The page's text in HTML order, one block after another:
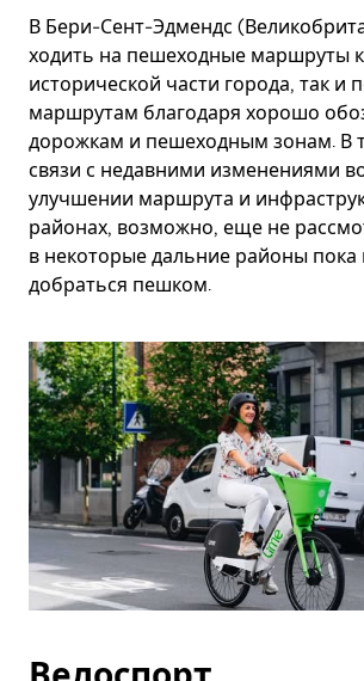
В Бери-Сент-Эдмендс
ходить на пешеходные маршруты
исторической части города, так и
маршрутам благодаря хорошо
дорожкам и пешеходным зонам. В
связи с недавними изменениями
улучшении маршрута и
районах, возможно, еще не
в некоторые дальние районы
добраться пешком.